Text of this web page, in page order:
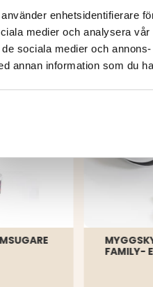
enhetsidentifierare
medier och analysera
de sociala medier och
annan information som du
FAMILY-